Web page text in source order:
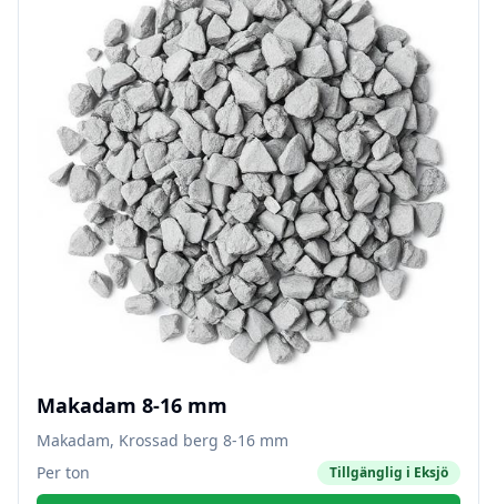
Makadam 8-16 mm
Makadam, Krossad berg 8-16 mm
Per ton
Tillgänglig i Eksjö